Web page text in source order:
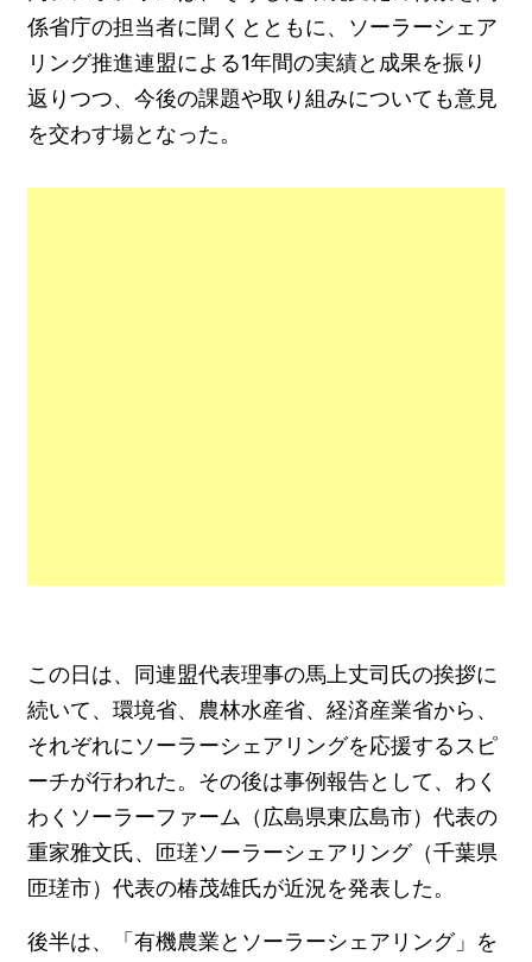
係省庁の担当者に聞くとともに、ソーラーシェア
リング推進連盟による1年間の実績と成果を振り
返りつつ、今後の課題や取り組みについても意見
を交わす場となった。
この日は、同連盟代表理事の馬上丈司氏の挨拶に
続いて、環境省、農林水産省、経済産業省から、
それぞれにソーラーシェアリングを応援するスピ
ーチが行われた。その後は事例報告として、わく
わくソーラーファーム（広島県東広島市）代表の
重家雅文氏、匝瑳ソーラーシェアリング（千葉県
匝瑳市）代表の椿茂雄氏が近況を発表した。
後半は、「有機農業とソーラーシェアリング」を